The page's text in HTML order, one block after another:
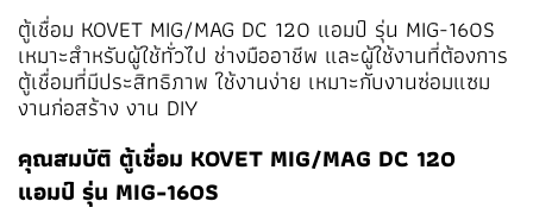
ตู้เชื่อม KOVET MIG/MAG DC 120 แอมป์ รุ่น MIG-160S
เหมาะสำหรับผู้ใช้ทั่วไป ช่างมืออาชีพ และผู้ใช้งานที่ต้องการ
ตู้เชื่อมที่มีประสิทธิภาพ ใช้งานง่าย เหมาะกับงานซ่อมแซม
งานก่อสร้าง งาน DIY
คุณสมบัติ ตู้เชื่อม KOVET MIG/MAG DC 120
แอมป์ รุ่น MIG-160S